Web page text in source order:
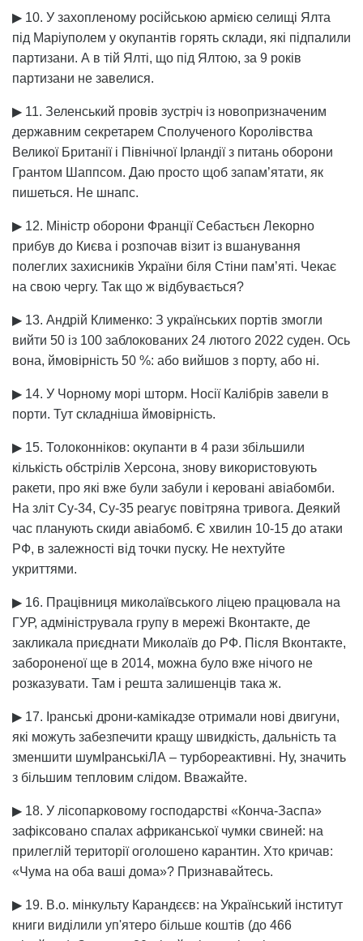
▶ 10. У захопленому російською армією селищі Ялта
під Маріуполем у окупантів горять склади, які підпалили
партизани. А в тій Ялті, що під Ялтою, за 9 років
партизани не завелися.
▶ 11. Зеленський провів зустріч із новопризначеним
державним секретарем Сполученого Королівства
Великої Британії і Північної Ірландії з питань оборони
Грантом Шаппсом. Даю просто щоб запам’ятати, як
пишеться. Не шнапс.
▶ 12. Міністр оборони Франції Себастьєн Лекорно
прибув до Києва і розпочав візит із вшанування
полеглих захисників України біля Стіни пам’яті. Чекає
на свою чергу. Так що ж відбувається?
▶ 13. Андрій Клименко: З українських портів змогли
вийти 50 із 100 заблокованих 24 лютого 2022 суден. Ось
вона, ймовірність 50 %: або вийшов з порту, або ні.
▶ 14. У Чорному морі шторм. Носії Калібрів завели в
порти. Тут складніша ймовірність.
▶ 15. Толоконніков: окупанти в 4 рази збільшили
кількість обстрілів Херсона, знову використовують
ракети, про які вже були забули і керовані авіабомби.
На зліт Су-34, Су-35 реагує повітряна тривога. Деякий
час планують скиди авіабомб. Є хвилин 10-15 до атаки
РФ, в залежності від точки пуску. Не нехтуйте
укриттями.
▶ 16. Працівниця миколаївського ліцею працювала на
ГУР, адмініструвала групу в мережі Вконтакте, де
закликала приєднати Миколаїв до РФ. Після Вконтакте,
забороненої ще в 2014, можна було вже нічого не
розказувати. Там і решта залишенців така ж.
▶ 17. Іранські дрони-камікадзе отримали нові двигуни,
які можуть забезпечити кращу швидкість, дальність та
зменшити шумІранськіЛА – турбореактивні. Ну, значить
з більшим тепловим слідом. Вважайте.
▶ 18. У лісопарковому господарстві «Конча-Заспа»
зафіксовано спалах африканської чумки свиней: на
прилеглій території оголошено карантин. Хто кричав:
«Чума на оба ваші дома»? Признавайтесь.
▶ 19. В.о. мінкульту Карандєєв: на Український інститут
книги виділили уп'ятеро більше коштів (до 466